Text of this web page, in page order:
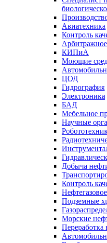
Авиатехника
Контроль
КИПиА
Моющие
ЦОД
Гидрография
Электроника
БАД
Мебельное
Научные
Добыча
Контроль
Подземные
Морские
Переработка